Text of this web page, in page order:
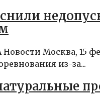
Новости Москва, 15
из-за...